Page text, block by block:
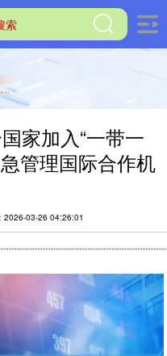
家加入“一带一
管理国际合作机
2026-03-26 04:26:01